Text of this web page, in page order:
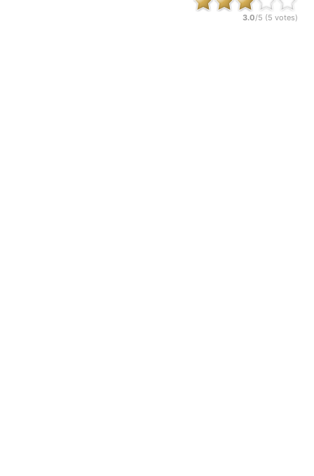
3.0/5 (5 votes)